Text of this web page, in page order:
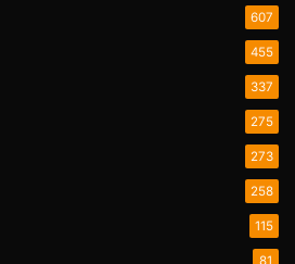
607
455
337
275
273
258
115
81